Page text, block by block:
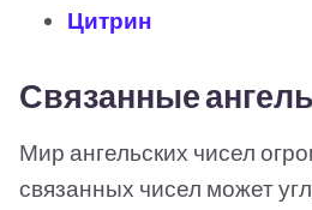
Цитрин
Связанные
Мир ангельских чисел
связанных чисел может